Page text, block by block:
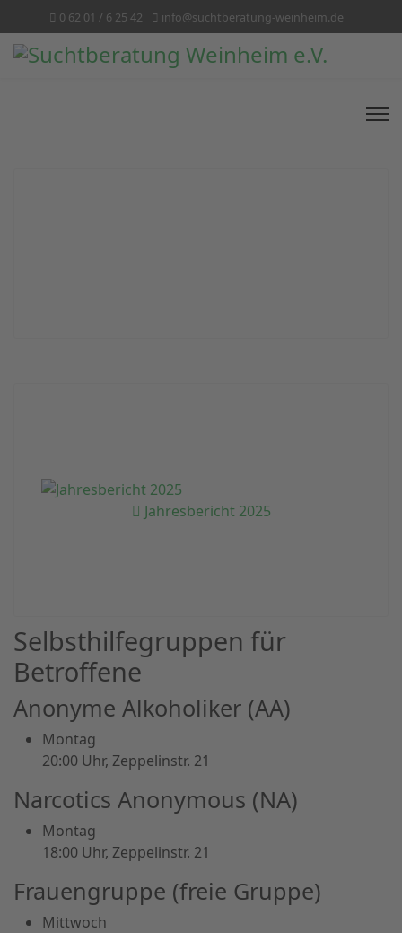
0 62 01 / 6 25 42 info@suchtberatung-weinheim.de
Jahresbericht 2025
Selbsthilfegruppen für
Betroffene
Anonyme Alkoholiker (AA)
Montag
20:00 Uhr, Zeppelinstr. 21
Narcotics Anonymous (NA)
Montag
18:00 Uhr, Zeppelinstr. 21
Frauengruppe (freie Gruppe)
Mittwoch